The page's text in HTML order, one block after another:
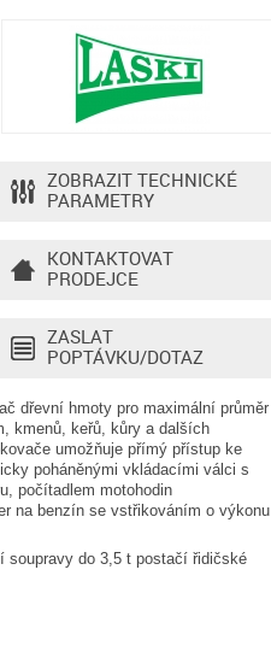
ZOBRAZIT TECHNICKÉ
PARAMETRY
KONTAKTOVAT
PRODEJCE
ZASLAT
POPTÁVKU/DOTAZ
dřevní hmoty pro maximální průměr
kmenů, keřů, kůry a dalších
umožňuje přímý přístup ke
poháněnými vkládacími válci s
počítadlem motohodin
na benzín se vstřikováním o výkonu
soupravy do 3,5 t postačí řidičské